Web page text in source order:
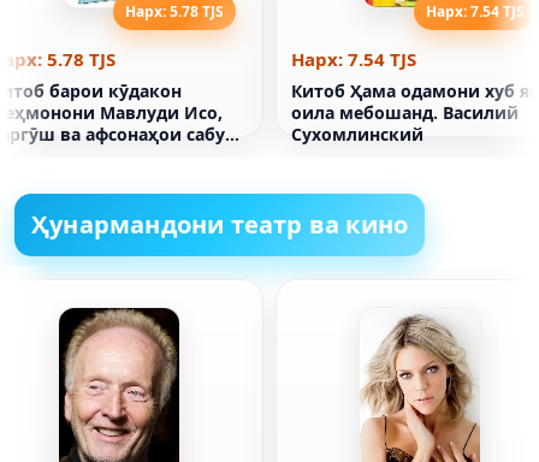
Нарх: 5.78 TJS
5.78 TJS
барои кӯдакон
Мавлуди Исо,
ва афсонаҳои сабуки
Нарх: 7.54 TJS
Нарх: 7.54 TJS
Китоб Ҳама одамони хуб як
оила мебошанд. Василий
Сухомлинский
Ҳунармандони театр ва кино